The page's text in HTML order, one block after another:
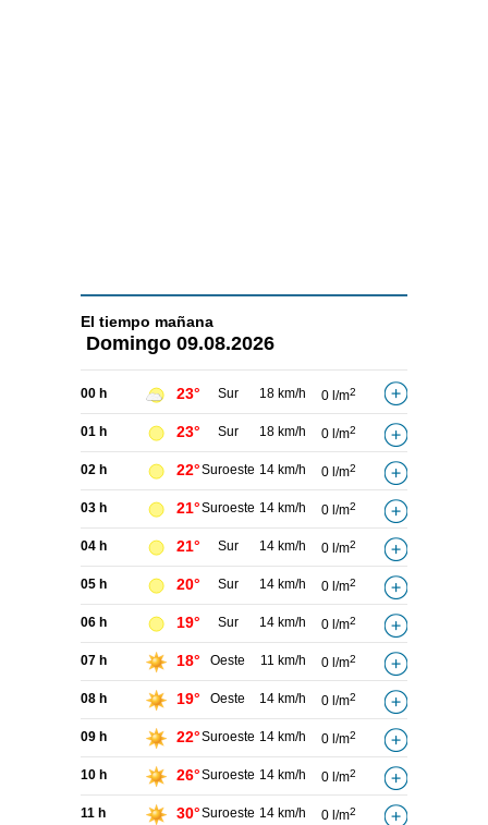
El tiempo mañana
Domingo 09.08.2026
00 h 23° Sur 18 km/h 0 l/m2
01 h 23° Sur 18 km/h 0 l/m2
02 h 22°Suroeste 14 km/h 0 l/m2
03 h 21°Suroeste 14 km/h 0 l/m2
04 h 21° Sur 14 km/h 0 l/m2
05 h 20° Sur 14 km/h 0 l/m2
06 h 19° Sur 14 km/h 0 l/m2
07 h 18° Oeste 11 km/h 0 l/m2
08 h 19° Oeste 14 km/h 0 l/m2
09 h 22°Suroeste 14 km/h 0 l/m2
10 h 26°Suroeste 14 km/h 0 l/m2
11 h 30°Suroeste 14 km/h 0 l/m2